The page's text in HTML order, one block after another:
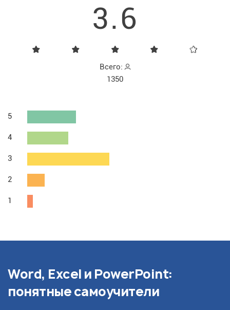
3.6
Всего:
1350
5
4
3
2
1
Word, Excel и PowerPoint:
понятные самоучители